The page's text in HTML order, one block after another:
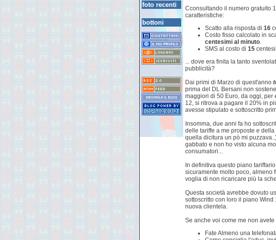
foto recenti
bottoni
Cconsultando il numero gratuito
caratteristiche:
Scatto alla risposta di 16
Costo fisso calcolato in
centesimi al minuto
SMS al costo di 15
... dove era finita la tanto
pubblicità?
Dai primi di Marzo di quest'anno
prima del DL Bersani non
maggiori di 50 Euro, da oggi, per
12, si ritrova a pagare il 20% in
avesse stipulato e sottoscritto
Insomma, due anni fa ho
delle tariffe a me proposte e
quella dicitura un pò mi
gabbato e non ho visto alcuna
consumatori...
In definitiva questo piano tariffario
sicuramente molto poco, almeno
voglia di non ricaricare più la
Questa società avrebbe dovuto
sottoscritto con loro il piano
nuova clientela.
Se anche voi come me non
Fate Almeno una